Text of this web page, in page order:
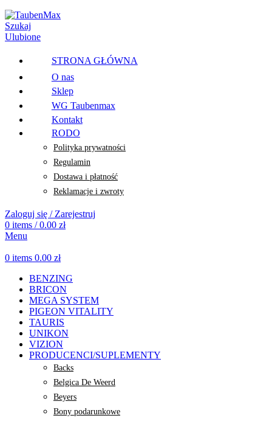
Szukaj
Ulubione
STRONA GŁÓWNA
O nas
Sklep
WG Taubenmax
Kontakt
RODO
Polityka prywatności
Regulamin
Dostawa i płatność
Reklamacje i zwroty
Zaloguj się / Zarejestruj
0 items / 0.00 zł
Menu
0 items 0.00 zł
BENZING
BRICON
MEGA SYSTEM
PIGEON VITALITY
TAURIS
UNIKON
VIZION
PRODUCENCI/SUPLEMENTY
Backs
Belgica De Weerd
Beyers
Bony podarunkowe